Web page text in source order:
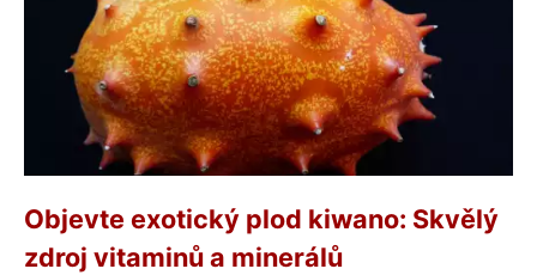
Objevte exotický plod kiwano: Skvělý
zdroj vitaminů a minerálů